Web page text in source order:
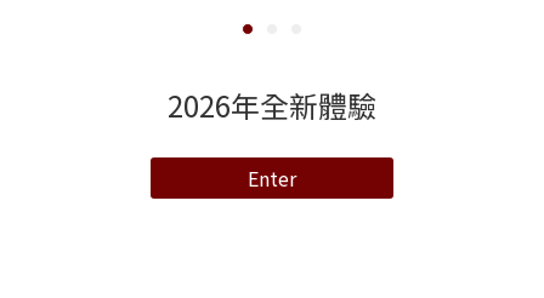
Lekarka帶你到最佳狀態
Enter